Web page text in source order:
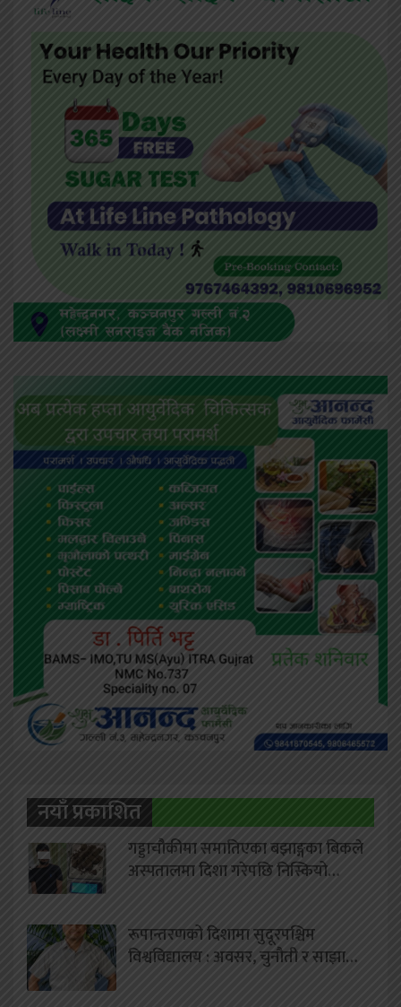
नयाँ प्रकाशित
गड्डाचौकीमा समातिएका बझाङ्गका बिकले
अस्पतालमा दिशा गरेपछि निस्कियो…
रूपान्तरणको दिशामा सुदूरपश्चिम
विश्वविद्यालय : अवसर, चुनौती र साझा…